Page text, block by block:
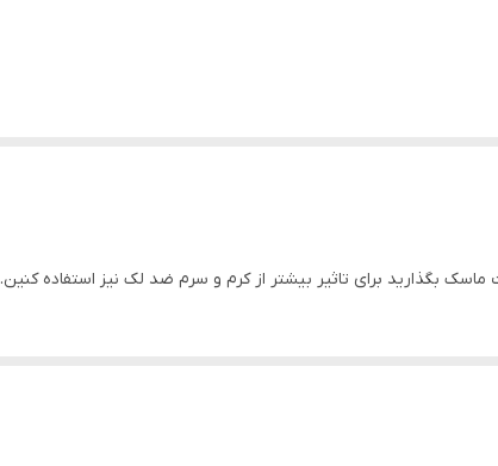
بگذارید برای تاثیر بیشتر از کرم و سرم ضد لک نیز استفاده کنین.